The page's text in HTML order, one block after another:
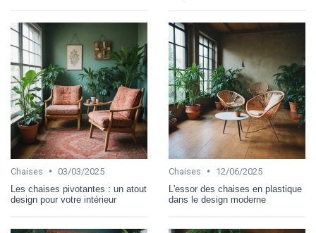
Chaises • 03/03/2025
Les chaises pivotantes : un atout
design pour votre intérieur
Chaises •
12/06/2025
L'essor des chaises en plastique
dans le design moderne